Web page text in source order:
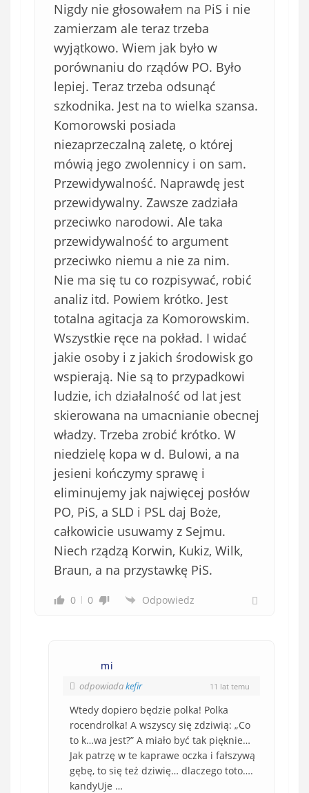
Nigdy nie głosowałem na PiS i nie
zamierzam ale teraz trzeba
wyjątkowo. Wiem jak było w
porównaniu do rządów PO. Było
lepiej. Teraz trzeba odsunąć
szkodnika. Jest na to wielka szansa.
Komorowski posiada
niezaprzeczalną zaletę, o której
mówią jego zwolennicy i on sam.
Przewidywalność. Naprawdę jest
przewidywalny. Zawsze zadziała
przeciwko narodowi. Ale taka
przewidywalność to argument
przeciwko niemu a nie za nim.
Nie ma się tu co rozpisywać, robić
analiz itd. Powiem krótko. Jest
totalna agitacja za Komorowskim.
Wszystkie ręce na pokład. I widać
jakie osoby i z jakich środowisk go
wspierają. Nie są to przypadkowi
ludzie, ich działalność od lat jest
skierowana na umacnianie obecnej
władzy. Trzeba zrobić krótko. W
niedzielę kopa w d. Bulowi, a na
jesieni kończymy sprawę i
eliminujemy jak najwięcej posłów
PO, PiS, a SLD i PSL daj Boże,
całkowicie usuwamy z Sejmu.
Niech rządzą Korwin, Kukiz, Wilk,
Braun, a na przystawkę PiS.
0 0 Odpowiedz
mi
odpowiadakefir 11 lat temu
Wtedy dopiero będzie polka! Polka
rocendrolka! A wszyscy się zdziwią: „Co
to k…wa jest?” A miało być tak pięknie…
Jak patrzę w te kaprawe oczka i fałszywą
gębę, to się też dziwię… dlaczego toto….
kandyUje …